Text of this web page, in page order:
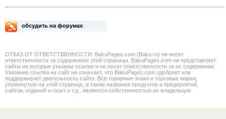
обсудить на форумах
ОТКАЗ ОТ ОТВЕТСТВЕННОСТИ: BakuPages.com (Baku.ru) не несет
ответственности за содержимое этой страницы. BakuPages.com не представляет
сайты на которые указаны ссылки и не несет ответственности за их содержание.
Указание ссылки на сайт не означает, что BakuPages.com одобряет или
поддерживает деятельность сайта. Все товарные знаки и торговые марки,
упомянутые на этой странице, а также названия продуктов и предприятий,
сайтов, изданий и газет и т.д., являются собственностью их владельцев.